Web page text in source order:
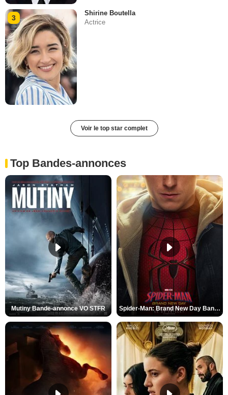
3
Shirine Boutella
Actrice
Voir le top star complet
Top Bandes-annonces
Mutiny Bande-annonce VO STFR Spider-Man: Brand New Day Bande-annonce VO STFR